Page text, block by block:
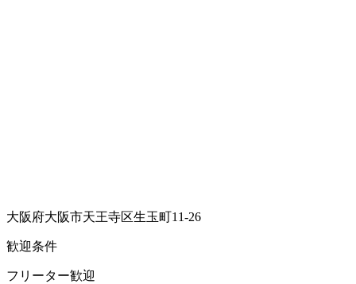
大阪府大阪市天王寺区生玉町11-26
歓迎条件
フリーター歓迎